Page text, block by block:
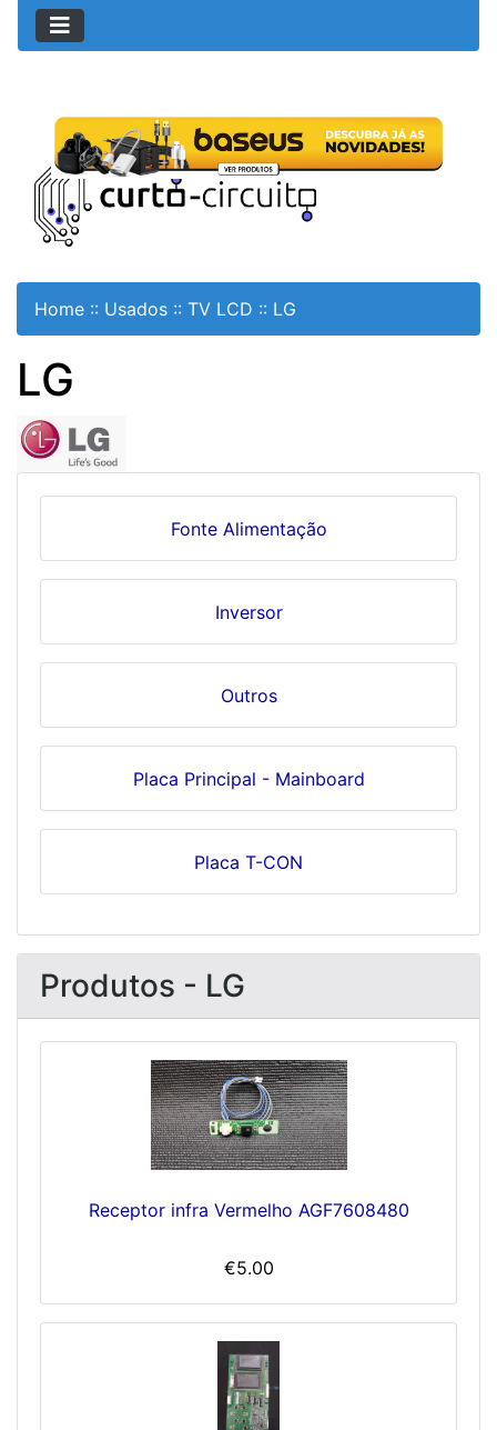
Home :: Usados :: TV LCD :: LG
LG
Fonte Alimentação
Inversor
Outros
Placa Principal - Mainboard
Placa T-CON
Produtos - LG
Receptor infra Vermelho AGF7608480
€5.00